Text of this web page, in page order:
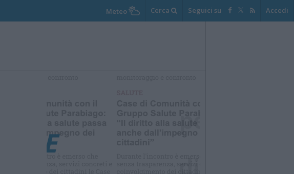
Meteo Cerca Seguici su Accedi